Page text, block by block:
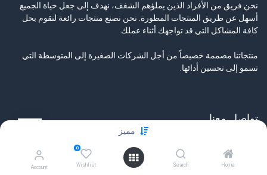
مميز
Home
Search
0
Wishlist
Account
نحن فريق من الأفراد الذين يملؤهم الشغف، نهدف إلى جعل حياة الجميع
أسهل عن طريق المنتجات المطورة. نحن نصنع منتجات رائعة لنقوم بحل
كافة المشاكل التي قد تواجهك أثناء عملك.
منتجاتنا مصممة خصيصاً من أجل الشركات الصغيرة إلى المتوسطة التي
تسمو إلى تحسين أدائها.
تواصل معنا
info@tamyeezsecurity.com
+974 4488 4600